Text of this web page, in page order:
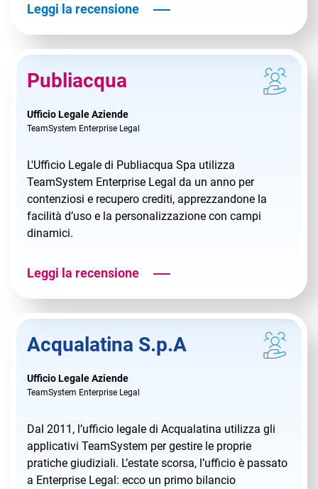
Leggi la recensione
Publiacqua
Ufficio Legale Aziende
TeamSystem Enterprise Legal
L'Ufficio Legale di Publiacqua Spa utilizza
TeamSystem Enterprise Legal da un anno per
contenziosi e recupero crediti, apprezzandone la
facilità d’uso e la personalizzazione con campi
dinamici.
Leggi la recensione
Acqualatina S.p.A
Ufficio Legale Aziende
TeamSystem Enterprise Legal
Dal 2011, l’ufficio legale di Acqualatina utilizza gli
applicativi TeamSystem per gestire le proprie
pratiche giudiziali. L’estate scorsa, l’ufficio è passato
a Enterprise Legal: ecco un primo bilancio